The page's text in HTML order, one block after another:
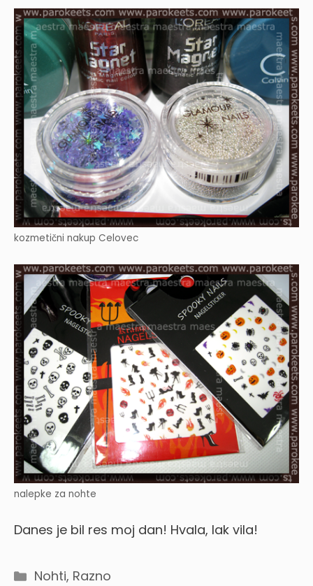
kozmetični nakup Celovec
nalepke za nohte
Danes je bil res moj dan! Hvala, lak vila!
Categories
Nohti, Razno